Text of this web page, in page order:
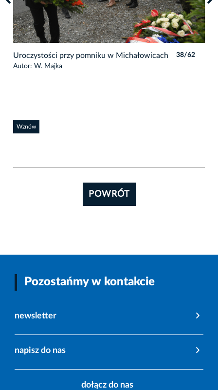
Uroczystości przy pomniku w Michałowicach
Autor: W. Majka
38/62
Wznów
POWRÓT
Pozostańmy w kontakcie
newsletter
napisz do nas
dołącz do nas